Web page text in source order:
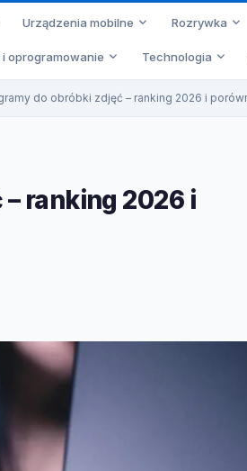
Urządzenia mobilne Rozrywka
oprogramowanie Technologia
do obróbki zdjęć – ranking 2026 i
ranking 2026 i